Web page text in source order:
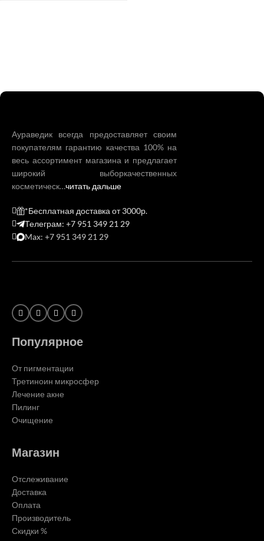
Аураведик всегда предоставляет своим
покупателям гарантию качества 100% на
весь ассортимент магазина и предлагает
широкий выборкачественных
косметическ…читать дальше
*Бесплатная доставка от 3000р.
Телеграм: +7 951 349 21 29
Max: +7 951 349 21 29
Популярное
От пигментации
Третиноин микросфер
Лечение акне
Пилинг
Очищение
Магазин
Отслеживание
Доставка
Оплата
Производитель
Скидки %